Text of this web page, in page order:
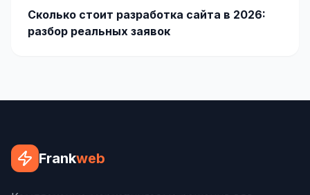
Сколько стоит разработка сайта в 2026:
разбор реальных заявок
Frankweb